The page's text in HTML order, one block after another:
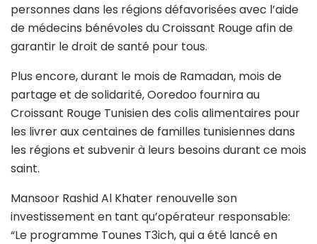
personnes dans les régions défavorisées avec l’aide
de médecins bénévoles du Croissant Rouge afin de
garantir le droit de santé pour tous.
Plus encore, durant le mois de Ramadan, mois de
partage et de solidarité, Ooredoo fournira au
Croissant Rouge Tunisien des colis alimentaires pour
les livrer aux centaines de familles tunisiennes dans
les régions et subvenir à leurs besoins durant ce mois
saint.
Mansoor Rashid Al Khater renouvelle son
investissement en tant qu’opérateur responsable:
“Le programme Tounes T3ich, qui a été lancé en